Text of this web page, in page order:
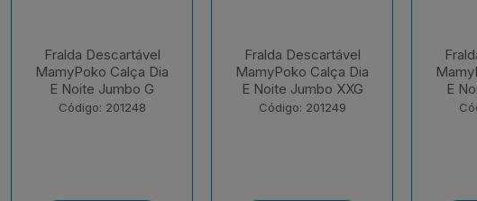
Fralda Descartável
MamyPoko Calça Dia
E Noite Jumbo XXG
Código: 201249
Fralda Descartável
MamyPoko Calça Dia
E Noite Jumbo XG
Código: 201250